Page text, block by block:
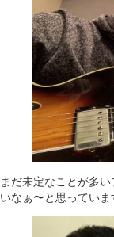
まだ未定なことが多
いなぁ〜と思っていま